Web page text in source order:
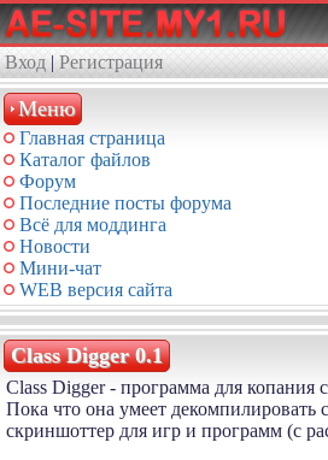
Вход | Регистрация
Меню
Главная страница
Каталог файлов
Форум
Последние посты форума
Всё для моддинга
Новости
Мини-чат
WEB версия сайта
Class Digger 0.1
Class Digger - программа для копания
Пока что она умеет декомпилировать
скриншоттер для игр и программ (с